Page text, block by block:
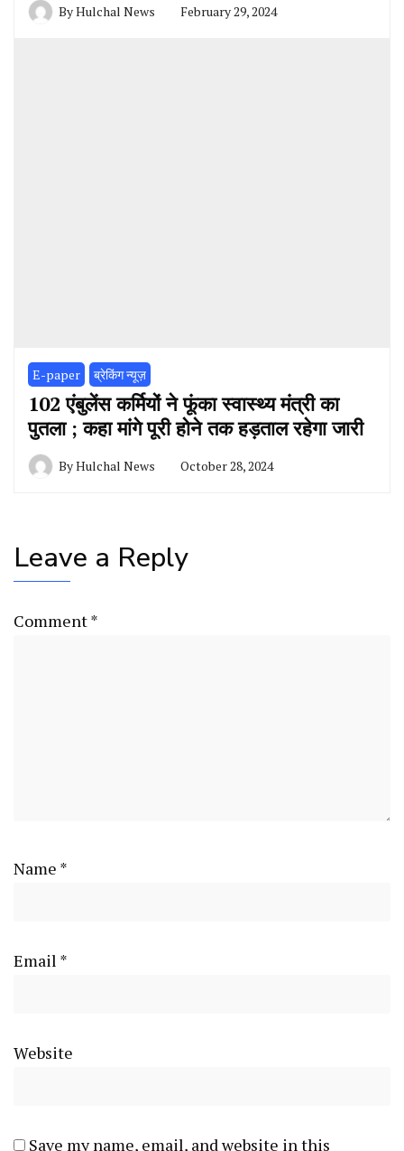
ByHulchal News February 29, 2024
E-paper ब्रेकिंग न्यूज़
102 एंबुलेंस कर्मियों ने फूंका स्वास्थ्य मंत्री का
पुतला ; कहा मांगे पूरी होने तक हड़ताल रहेगा जारी
ByHulchal News October 28, 2024
Leave a Reply
Comment*
Name *
Email *
Website
Save my name, email, and website in this